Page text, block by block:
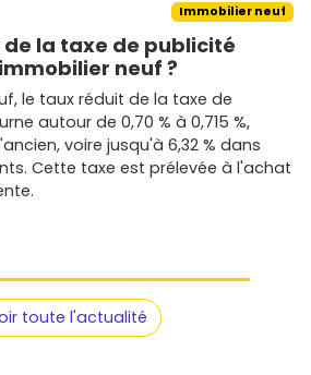
résidence : stationnement sécurisé,
verts, domotique, bornes de
qui comptent au quotidien.
intégration paysagère
locale sont très valorisées
c'est un vrai plus à la revente.
regarder
de vie (Antibes, Valbonne, Sophia),
: programmes modernes avec
à l'écoresponsabilité et à la
Immobilier neuf
de la taxe de publicité
neuf ?
le taux réduit de la taxe de
autour de 0,70 % à 0,715 %,
voire jusqu'à 6,32 % dans
Cette taxe est prélevée à l'achat
toute l'actualité